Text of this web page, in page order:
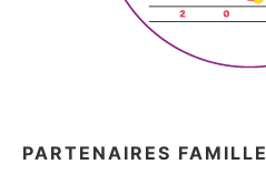
PARTENAIRES FAMILLE